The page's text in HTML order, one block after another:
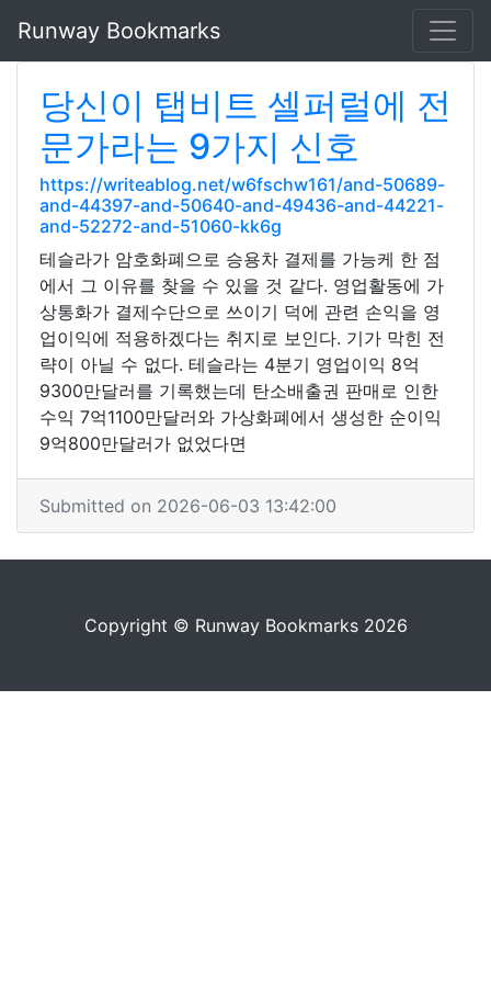
Runway Bookmarks
당신이 탭비트 셀퍼럴에 전
문가라는 9가지 신호
https://writeablog.net/w6fschw161/and-50689-
and-44397-and-50640-and-49436-and-44221-
and-52272-and-51060-kk6g
테슬라가 암호화폐으로 승용차 결제를 가능케 한 점
에서 그 이유를 찾을 수 있을 것 같다. 영업활동에 가
상통화가 결제수단으로 쓰이기 덕에 관련 손익을 영
업이익에 적용하겠다는 취지로 보인다. 기가 막힌 전
략이 아닐 수 없다. 테슬라는 4분기 영업이익 8억
9300만달러를 기록했는데 탄소배출권 판매로 인한
수익 7억1100만달러와 가상화폐에서 생성한 순이익
9억800만달러가 없었다면
Submitted on 2026-06-03 13:42:00
Copyright © Runway Bookmarks 2026